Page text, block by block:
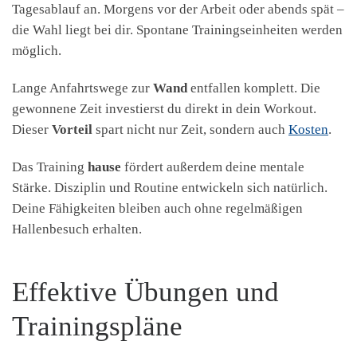
Tagesablauf an. Morgens vor der Arbeit oder abends spät –
die Wahl liegt bei dir. Spontane Trainingseinheiten werden
möglich.
Lange Anfahrtswege zur Wand entfallen komplett. Die
gewonnene Zeit investierst du direkt in dein Workout.
Dieser Vorteil spart nicht nur Zeit, sondern auch Kosten.
Das Training hause fördert außerdem deine mentale
Stärke. Disziplin und Routine entwickeln sich natürlich.
Deine Fähigkeiten bleiben auch ohne regelmäßigen
Hallenbesuch erhalten.
Effektive Übungen und
Trainingspläne